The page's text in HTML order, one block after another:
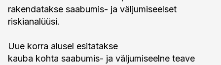
rakendatakse saabumis- ja väljumiseelset
riskianalüüsi.
Uue korra alusel esitatakse
kauba kohta saabumis- ja väljumiseelne teave